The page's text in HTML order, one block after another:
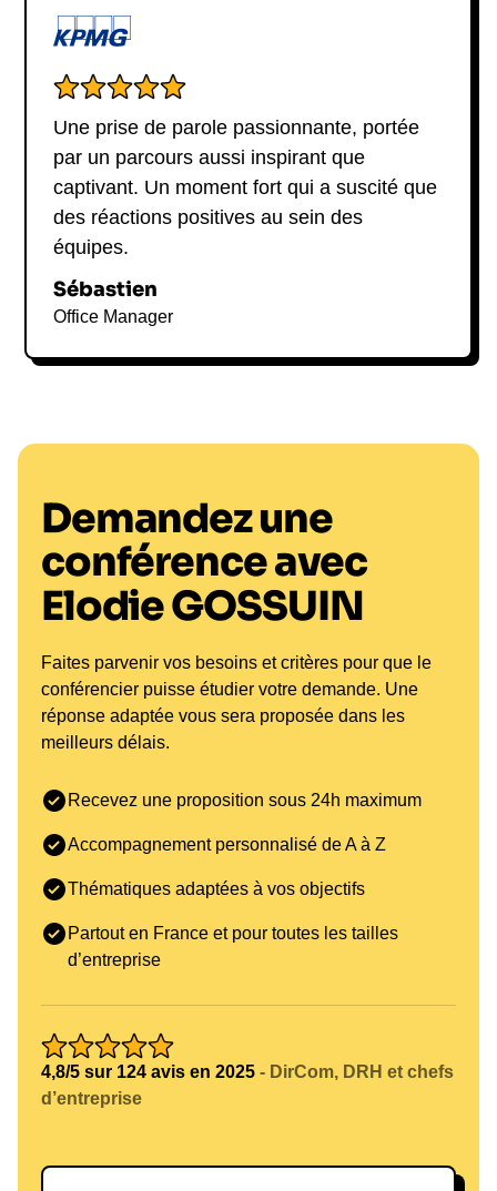
Une prise de parole passionnante, portée
par un parcours aussi inspirant que
captivant. Un moment fort qui a suscité que
des réactions positives au sein des
équipes.
Sébastien
Office Manager
Demandez une
conférence avec
Elodie GOSSUIN
Faites parvenir vos besoins et critères pour que le
conférencier puisse étudier votre demande. Une
réponse adaptée vous sera proposée dans les
meilleurs délais.
Recevez une proposition sous 24h maximum
Accompagnement personnalisé de A à Z
Thématiques adaptées à vos objectifs
Partout en France et pour toutes les tailles
d’entreprise
4,8/5 sur 124 avis en 2025 - DirCom, DRH et chefs
d’entreprise